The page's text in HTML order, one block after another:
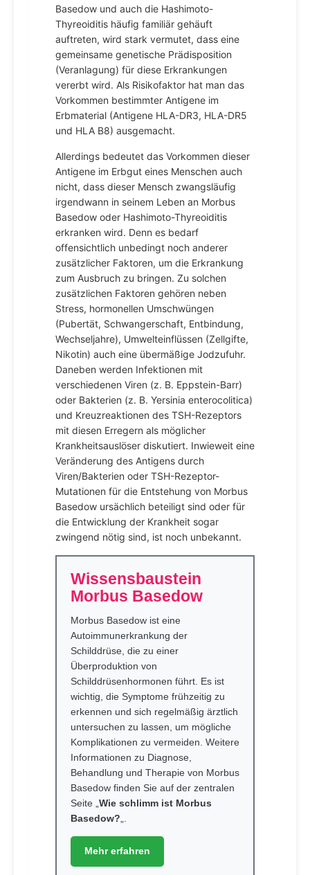
Basedow und auch die Hashimoto-
Thyreoiditis häufig familiär gehäuft
auftreten, wird stark vermutet, dass eine
gemeinsame genetische Prädisposition
(Veranlagung) für diese Erkrankungen
vererbt wird. Als Risikofaktor hat man das
Vorkommen bestimmter Antigene im
Erbmaterial (Antigene HLA-DR3, HLA-DR5
und HLA B8) ausgemacht.
Allerdings bedeutet das Vorkommen dieser
Antigene im Erbgut eines Menschen auch
nicht, dass dieser Mensch zwangsläufig
irgendwann in seinem Leben an Morbus
Basedow oder Hashimoto-Thyreoiditis
erkranken wird. Denn es bedarf
offensichtlich unbedingt noch anderer
zusätzlicher Faktoren, um die Erkrankung
zum Ausbruch zu bringen. Zu solchen
zusätzlichen Faktoren gehören neben
Stress, hormonellen Umschwüngen
(Pubertät, Schwangerschaft, Entbindung,
Wechseljahre), Umwelteinflüssen (Zellgifte,
Nikotin) auch eine übermäßige Jodzufuhr.
Daneben werden Infektionen mit
verschiedenen Viren (z. B. Eppstein-Barr)
oder Bakterien (z. B. Yersinia enterocolitica)
und Kreuzreaktionen des TSH-Rezeptors
mit diesen Erregern als möglicher
Krankheitsauslöser diskutiert. Inwieweit eine
Veränderung des Antigens durch
Viren/Bakterien oder TSH-Rezeptor-
Mutationen für die Entstehung von Morbus
Basedow ursächlich beteiligt sind oder für
die Entwicklung der Krankheit sogar
zwingend nötig sind, ist noch unbekannt.
Wissensbaustein
Morbus Basedow
Morbus Basedow ist eine
Autoimmunerkrankung der
Schilddrüse, die zu einer
Überproduktion von
Schilddrüsenhormonen führt. Es ist
wichtig, die Symptome frühzeitig zu
erkennen und sich regelmäßig ärztlich
untersuchen zu lassen, um mögliche
Komplikationen zu vermeiden. Weitere
Informationen zu Diagnose,
Behandlung und Therapie von Morbus
Basedow finden Sie auf der zentralen
Seite „ Wie schlimm ist Morbus
Basedow?
Mehr erfahren